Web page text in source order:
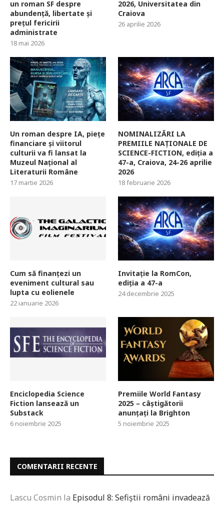
un roman SF despre
abundență, libertate și
prețul fericirii
administrate
18 mai 2026
2026, Universitatea din
Craiova
26 aprilie 2026
Un roman despre IA, piețe
financiare și viitorul
culturii va fi lansat la
Muzeul Național al
Literaturii Române
17 martie 2026
NOMINALIZĂRI LA
PREMIILE NAȚIONALE DE
SCIENCE-FICTION, ediția a
47-a, Craiova, 24-26 aprilie
2026
18 februarie 2026
Cum să finanțezi un
eveniment cultural sau
lupta cu eolienele
22 ianuarie 2026
Invitație la RomCon,
ediția a 47-a
24 decembrie 2025
Enciclopedia Science
Fiction lansează un
Substack
6 noiembrie 2025
Premiile World Fantasy
2025 – câștigătorii
anunțați la Brighton
5 noiembrie 2025
COMENTARII RECENTE
Lascu Cosmin la Episodul 8: Sefiștii români invadează